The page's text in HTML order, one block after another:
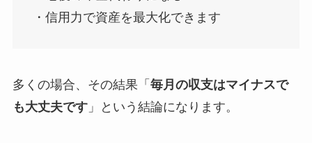
・信用力で資産を最大化できます
多くの場合、その結果「 毎月の収支はマイナスで
も大丈夫です」という結論になります。